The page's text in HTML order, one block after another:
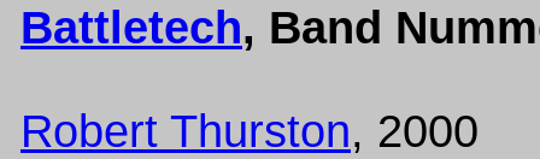
Battletech, Band
Robert Thurston, 2000